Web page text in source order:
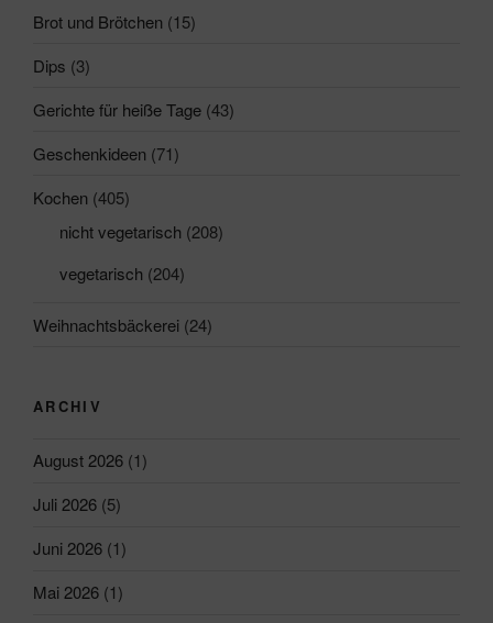
Brot und Brötchen (15)
Dips (3)
Gerichte für heiße Tage (43)
Geschenkideen (71)
Kochen (405)
nicht vegetarisch (208)
vegetarisch (204)
Weihnachtsbäckerei (24)
ARCHIV
August 2026 (1)
Juli 2026 (5)
Juni 2026 (1)
Mai 2026 (1)